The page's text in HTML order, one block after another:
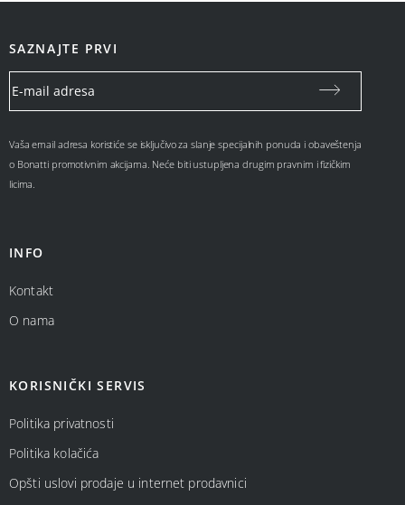
SAZNAJTE PRVI
Vaša email adresa koristiće se isključivo za slanje specijalnih ponuda i obaveštenja
o Bonatti promotivnim akcijama. Neće biti ustupljena drugim pravnim i fizičkim
licima.
INFO
Kontakt
O nama
KORISNIČKI SERVIS
Politika privatnosti
Politika kolačića
Opšti uslovi prodaje u internet prodavnici